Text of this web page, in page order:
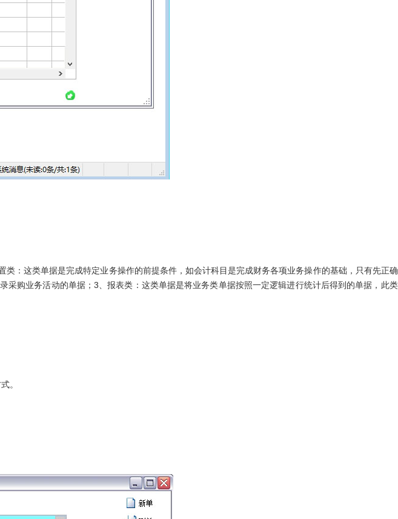
：这类单据是完成特定业务操作的前提条件，如会计科目是完成财务各项业务操作的基础，只有先正
购业务活动的单据；3、报表类：这类单据是将业务类单据按照一定逻辑进行统计后得到的单据，此
。